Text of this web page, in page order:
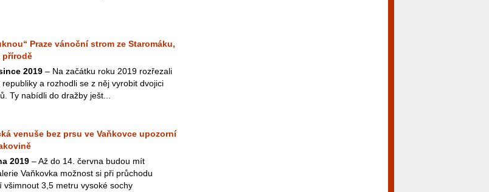
Praze vánoční strom ze Staromáku,
přírodě
2019 – Na začátku roku 2019 rozřezali
republiky a rozhodli se z něj vyrobit dvojici
Ty nabídli do dražby ješt...
venuše bez prsu ve Vaňkovce upozorní
2019 – Až do 14. června budou mít
Vaňkovka možnost si při průchodu
všimnout 3,5 metru vysoké sochy